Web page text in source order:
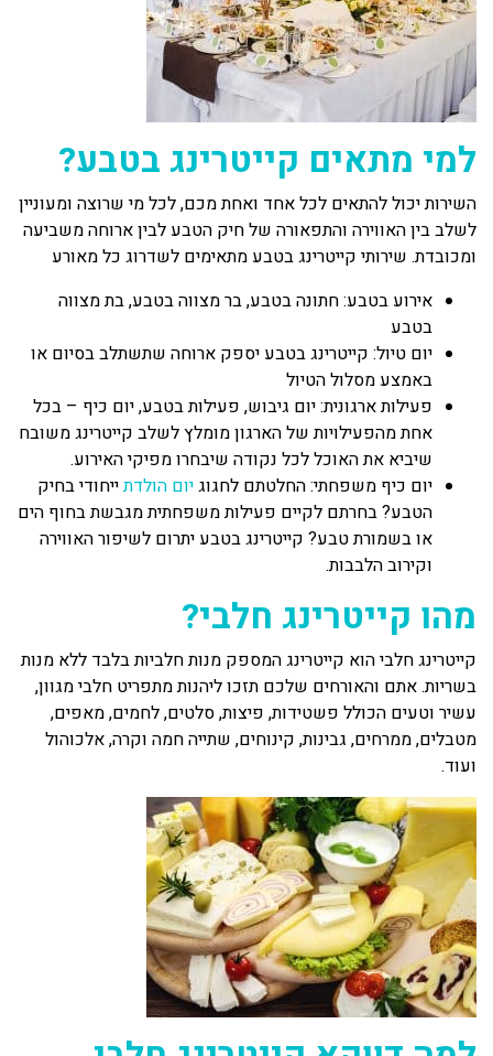
למי מתאים קייטרינג בטבע?
השירות יכול להתאים לכל אחד ואחת מכם, לכל מי שרוצה ומעוניין
לשלב בין האווירה והתפאורה של חיק הטבע לבין ארוחה משביעה
ומכובדת. שירותי קייטרינג בטבע מתאימים לשדרוג כל מאורע
אירוע בטבע: חתונה בטבע, בר מצווה בטבע, בת מצווה
בטבע
יום טיול: קייטרינג בטבע יספק ארוחה שתשתלב בסיום או
באמצע מסלול הטיול
פעילות ארגונית: יום גיבוש, פעילות בטבע, יום כיף – בכל
אחת מהפעילויות של הארגון מומלץ לשלב קייטרינג משובח
שיביא את האוכל לכל נקודה שיבחרו מפיקי האירוע.
יום כיף משפחתי: החלטתם לחגוגיום הולדתייחודי בחיק
הטבע? בחרתם לקיים פעילות משפחתית מגבשת בחוף הים
או בשמורת טבע? קייטרינג בטבע יתרום לשיפור האווירה
וקירוב הלבבות.
מהו קייטרינג חלבי?
קייטרינג חלבי הוא קייטרינג המספק מנות חלביות בלבד ללא מנות
בשריות. אתם והאורחים שלכם תזכו ליהנות מתפריט חלבי מגוון,
עשיר וטעים הכולל פשטידות, פיצות, סלטים, לחמים, מאפים,
מטבלים, ממרחים, גבינות, קינוחים, שתייה חמה וקרה, אלכוהול
ועוד.